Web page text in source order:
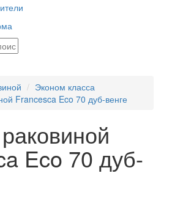
Эконом класса
Francesca Eco 70 дуб-венге
Eco 70 дуб-